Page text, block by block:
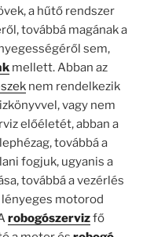
a hűtő rendszer
továbbá magának a
sem,
mellett. Abban az
nem rendelkezik
vagy nem
előéletét, abban a
továbbá a
fogjuk, ugyanis a
továbbá a vezérlés
motorod
robogószervizfő